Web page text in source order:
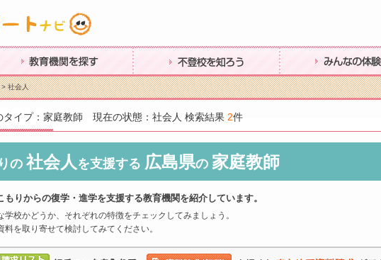
機関を探す 不登校を知ろう みんなの体験談
> 社会人
イプ：家庭教師 現在の状態：社会人 検索結果 2件
の 社会人 を支援する 広島県の 家庭教師
りからの復学・進学を支援する教育機関を紹介しています。
校かどうか、それぞれの特徴をチェックしてみましょう。
を取り寄せて検討してみてください。